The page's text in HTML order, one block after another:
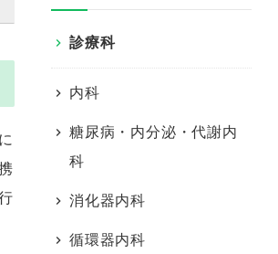
診療科
内科
糖尿病・内分泌・代謝内
科
消化器内科
循環器内科